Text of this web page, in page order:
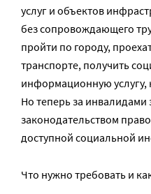
услуг и объектов
без сопровождающего
пройти по городу,
транспорте, получить
информационную услугу,
Но теперь за инвалидами
законодательством
доступной социальной
Что нужно требовать и